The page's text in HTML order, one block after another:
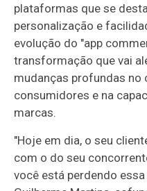
plataformas que se
personalização e
evolução do "app
transformação que vai
mudanças profundas
consumidores e na
marcas.
"Hoje em dia, o seu
com o do seu
você está perdendo